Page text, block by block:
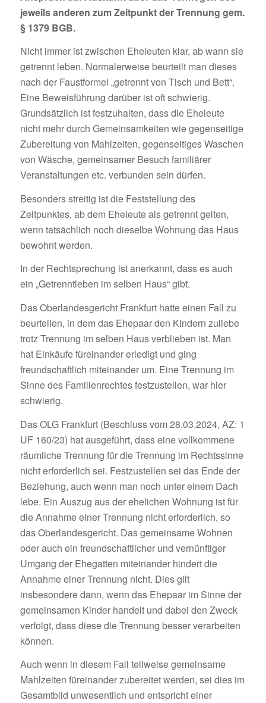
jeweils anderen zum Zeitpunkt der Trennung gem.
§ 1379 BGB.
Nicht immer ist zwischen Eheleuten klar, ab wann sie
getrennt leben. Normalerweise beurteilt man dieses
nach der Faustformel „getrennt von Tisch und Bett“.
Eine Beweisführung darüber ist oft schwierig.
Grundsätzlich ist festzuhalten, dass die Eheleute
nicht mehr durch Gemeinsamkeiten wie gegenseitige
Zubereitung von Mahlzeiten, gegenseitiges Waschen
von Wäsche, gemeinsamer Besuch familiärer
Veranstaltungen etc. verbunden sein dürfen.
Besonders streitig ist die Feststellung des
Zeitpunktes, ab dem Eheleute als getrennt gelten,
wenn tatsächlich noch dieselbe Wohnung das Haus
bewohnt werden.
In der Rechtsprechung ist anerkannt, dass es auch
ein „Getrenntleben im selben Haus“ gibt.
Das Oberlandesgericht Frankfurt hatte einen Fall zu
beurteilen, in dem das Ehepaar den Kindern zuliebe
trotz Trennung im selben Haus verblieben ist. Man
hat Einkäufe füreinander erledigt und ging
freundschaftlich miteinander um. Eine Trennung im
Sinne des Familienrechtes festzustellen, war hier
schwierig.
Das OLG Frankfurt (Beschluss vom 28.03.2024, AZ: 1
UF 160/23) hat ausgeführt, dass eine vollkommene
räumliche Trennung für die Trennung im Rechtssinne
nicht erforderlich sei. Festzustellen sei das Ende der
Beziehung, auch wenn man noch unter einem Dach
lebe. Ein Auszug aus der ehelichen Wohnung ist für
die Annahme einer Trennung nicht erforderlich, so
das Oberlandesgericht. Das gemeinsame Wohnen
oder auch ein freundschaftlicher und vernünftiger
Umgang der Ehegatten miteinander hindert die
Annahme einer Trennung nicht. Dies gilt
insbesondere dann, wenn das Ehepaar im Sinne der
gemeinsamen Kinder handelt und dabei den Zweck
verfolgt, dass diese die Trennung besser verarbeiten
können.
Auch wenn in diesem Fall teilweise gemeinsame
Mahlzeiten füreinander zubereitet werden, sei dies im
Gesamtbild unwesentlich und entspricht einer